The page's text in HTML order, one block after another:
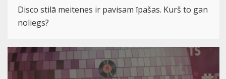
Disco stilā meitenes ir pavisam īpašas. Kurš to gan
noliegs?